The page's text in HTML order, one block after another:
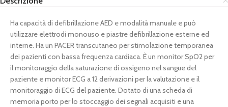
Ha capacità di defibrillazione AED e modalità manuale e può
utilizzare elettrodi monouso e piastre defibrillazione esterne ed
interne. Ha un PACER transcutaneo per stimolazione temporanea
dei pazienti con bassa frequenza cardiaca. È un monitor SpO2 per
il monitoraggio della saturazione di ossigeno nel sangue del
paziente e monitor ECG a 12 derivazioni per la valutazione e il
monitoraggio di ECG del paziente. Dotato di una scheda di
memoria porto per lo stoccaggio dei segnali acquisiti e una